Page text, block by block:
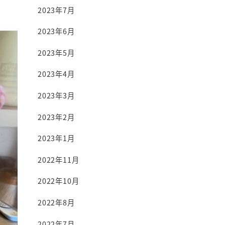
2023年7月
2023年6月
2023年5月
2023年4月
2023年3月
2023年2月
2023年1月
2022年11月
2022年10月
2022年8月